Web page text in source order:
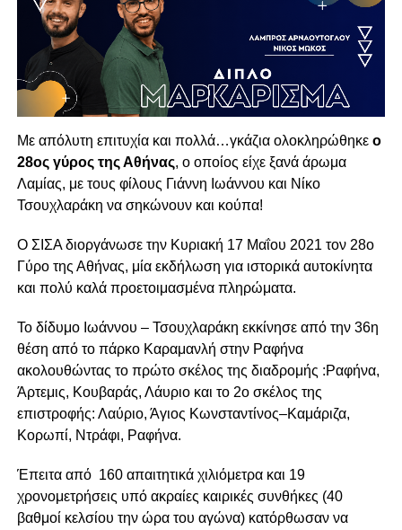
Mε απόλυτη επιτυχία και πολλά…γκάζια ολοκληρώθηκε ο
28ος γύρος της Αθήνας, ο οποίος είχε ξανά άρωμα
Λαμίας, με τους φίλους Γιάννη Ιωάννου και Νίκο
Τσουχλαράκη να σηκώνουν και κούπα!
Ο ΣΙΣΑ διοργάνωσε την Κυριακή 17 Μαΐου 2021 τον 28ο
Γύρο της Αθήνας, μία εκδήλωση για ιστορικά αυτοκίνητα
και πολύ καλά προετοιμασμένα πληρώματα.
Το δίδυμο Ιωάννου – Τσουχλαράκη εκκίνησε από την 36η
θέση από το πάρκο Καραμανλή στην Ραφήνα
ακολουθώντας το πρώτο σκέλος της διαδρομής :Ραφήνα,
Άρτεμις, Κουβαράς, Λάυριο και το 2ο σκέλος της
επιστροφής: Λαύριο, Άγιος Κωνσταντίνος–Καμάριζα,
Κορωπί, Ντράφι, Ραφήνα.
Έπειτα από 160 απαιτητικά χιλιόμετρα και 19
χρονομετρήσεις υπό ακραίες καιρικές συνθήκες (40
βαθμοί κελσίου την ώρα του αγώνα) κατόρθωσαν να